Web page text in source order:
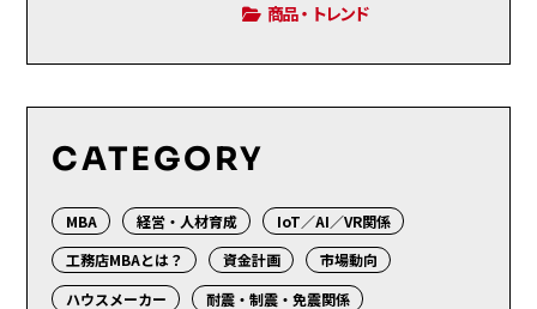
商品・トレンド
CATEGORY
MBA 経営・人材育成
IoT／AI／VR関係
工務店MBAとは？
資金計画
市場動向
ハウスメーカー
耐震・制震・免震関係